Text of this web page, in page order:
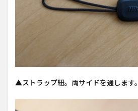
▲ストラップ紐。両サイドを通します。